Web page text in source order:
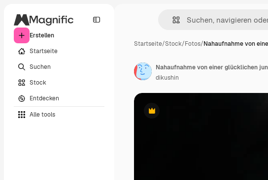
Erstellen
Startseite
Suchen
Stock
Entdecken
Alle tools
Startseite/Stock/Fotos/Nahaufnahme von
Premium
dikushin